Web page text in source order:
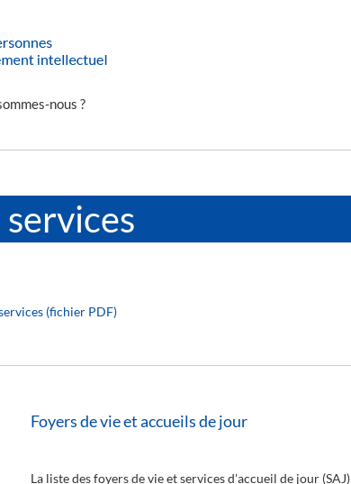
nous ?
(fichier PDF)
Foyers de vie et accueils de jour
La liste des foyers de vie et services d'accueil de jour (SAJ)